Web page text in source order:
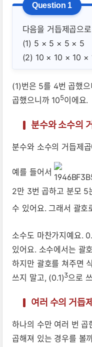
다음을 거듭제곱으
(1) 5 × 5 × 5 × 5
(2) 10 × 10 × 10 ×
(1)번은 5를 4번 곱했
곱했으니까 105이에요.
분수와 소수의
분수와 소수의 거듭제
예를 들어서
2만 3번 곱하고 분모 5
수 있어요. 그래서 괄
소수도 마찬가지예요.
있어요. 소수에서는 괄
하지만 괄호를 쳐주면
쓰지 말고, (0.1)3으로
여러 수의 거듭
하나의 수만 여러 번 곱
곱해져 있는 경우를 볼